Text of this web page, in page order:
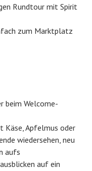
Rundtour mit Spirit
zum Marktplatz
beim Welcome-
Käse, Apfelmus oder
wiedersehen, neu
aufs
auf ein